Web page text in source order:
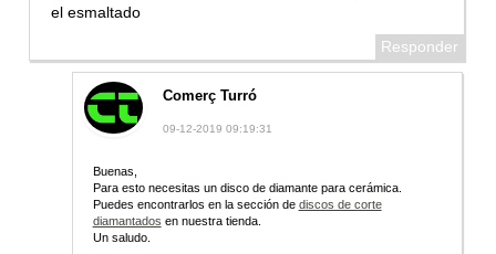
el esmaltado
Responder
Comerç Turró
09-12-2019 09:19:31
Buenas,
Para esto necesitas un disco de diamante para cerámica.
Puedes encontrarlos en la sección de discos de corte
diamantados en nuestra tienda.
Un saludo.